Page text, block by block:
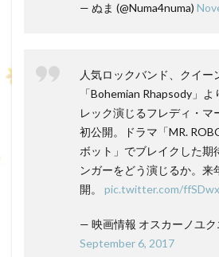
— ぬま (@Numa4numa)
人気ロックバンド、クイー
「Bohemian Rhapsody」
レック演じるフレディ・マ
初公開。ドラマ「MR.
ボット」でブレイクした期
ンガーをどう演じるか。来
開。 pic.twitter.com/
— 映画情報 オスカーノユク
September 6, 2017